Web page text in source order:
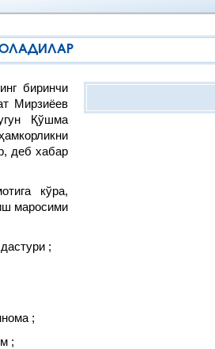
биринчи
Мирзиёев
Қўшма
деб хабар
кўра,
маросими
;
;
;